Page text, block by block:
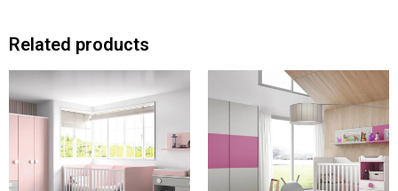
Related products